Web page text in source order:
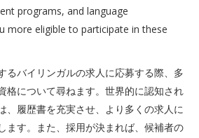
programs, and language
more eligible to participate in these
るバイリンガルの求人に応募する際、多
格について尋ねます。世界的に認知され
、履歴書を充実させ、より多くの求人に
ます。また、採用が決まれば、候補者の